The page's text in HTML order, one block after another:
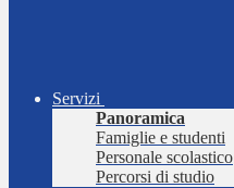
Servizi
Panoramica
Famiglie e studenti
Personale scolastico
Percorsi di studio